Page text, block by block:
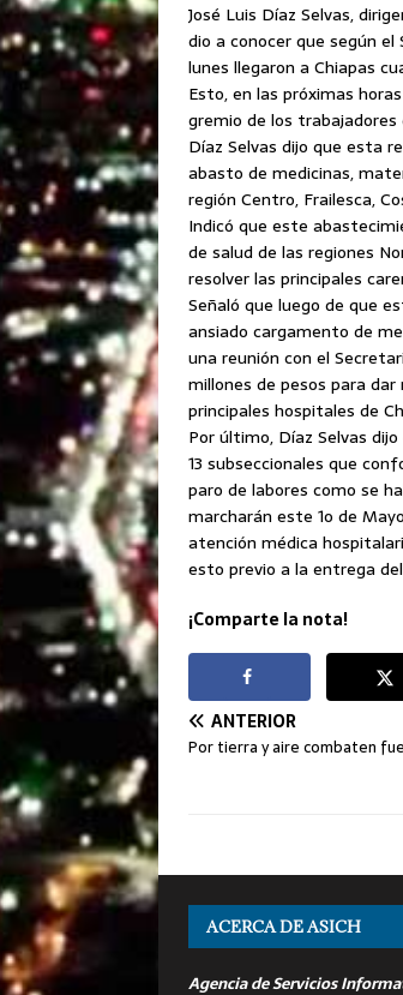
José Luis Díaz Selvas,
dio a conocer que según el
lunes llegaron a Chiapas
Esto, en las próximas
gremio de los
Díaz Selvas dijo que esta
abasto de medicinas,
región Centro, Frailesca,
Indicó que este
de salud de las regiones
resolver las principales
Señaló que luego de que
ansiado cargamento de
una reunión con el
millones de pesos para
principales hospitales de
Por último, Díaz Selvas
13 subseccionales que
paro de labores como se
marcharán este 1o de
atención médica
esto previo a la entrega
¡Comparte la nota!
ANTERIOR
Por tierra y aire combaten
ACERCA DE ASICH
Agencia de Servicios